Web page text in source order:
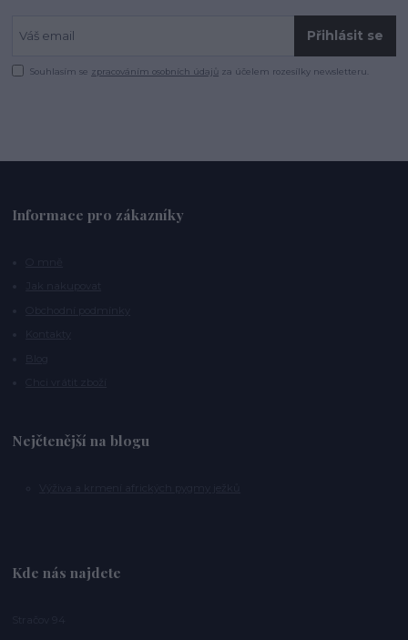
Přihlásit se
Souhlasím se zpracováním osobních údajů za účelem rozesílky newsletteru.
Informace pro zákazníky
Nejčtenější na blogu
Kde nás najdete